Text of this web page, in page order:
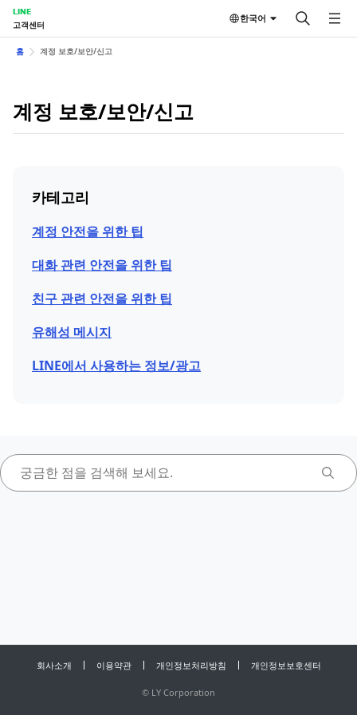
LINE
고객센터
한국어
홈 계정 보호/보안/신고
계정 보호/보안/신고
카테고리
계정 안전을 위한 팁
대화 관련 안전을 위한 팁
친구 관련 안전을 위한 팁
유해성 메시지
LINE에서 사용하는 정보/광고
회사소개 이용약관 개인정보처리방침 개인정보보호센터
© LY Corporation